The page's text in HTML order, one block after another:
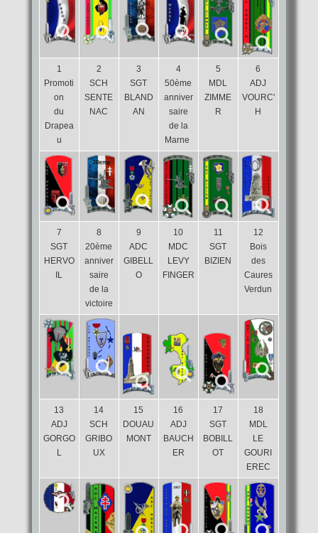
1
Promoti
on
du
Drapea
u
2
SCH
SENTE
NAC
3
SGT
BLAND
AN
4
50ème
anniver
saire
de la
Marne
5
MDL
ZIMME
R
6
ADJ
VOURC'
H
7
SGT
HERVO
IL
8
20ème
anniver
saire
de la
victoire
9
ADC
GIBELL
O
10
MDC
LEVY
FINGER
11
SGT
BIZIEN
12
Bois
des
Caures
Verdun
13
ADJ
GORGO
L
14
SCH
GRIBO
UX
15
DOUAU
MONT
16
ADJ
BAUCH
ER
17
SGT
BOBILL
OT
18
MDL
LE
GOURI
EREC